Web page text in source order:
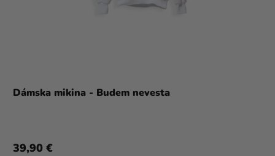
Dámska mikina - Budem nevesta
39,90 €